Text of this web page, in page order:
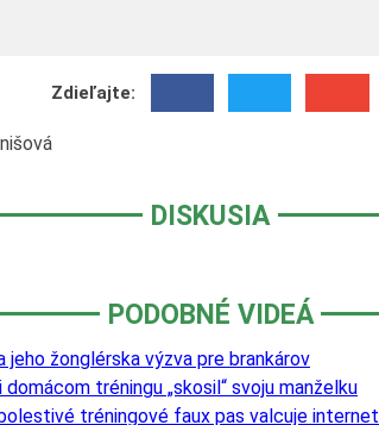
Zdieľajte:
DISKUSIA
PODOBNÉ VIDEÁ
jeho žonglérska výzva pre brankárov
domácom tréningu „skosil“ svoju manželku
tréningové faux pas valcuje internet